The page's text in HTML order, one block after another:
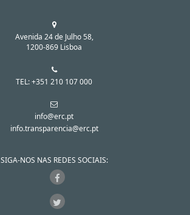
Avenida 24 de Julho 58,
1200-869 Lisboa
TEL: +351 210 107 000
info@erc.pt
info.transparencia@erc.pt
SIGA-NOS NAS REDES SOCIAIS: